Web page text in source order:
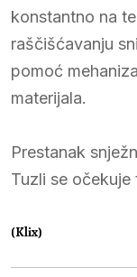
konstantno na
raščišćavanju
pomoć
materijala.
Prestanak
Tuzli se očekuje
(Klix)